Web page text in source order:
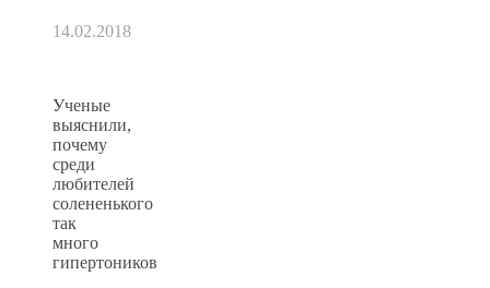
14.02.2018
Ученые
выяснили,
почему
среди
любителей
солененького
так
много
гипертоников